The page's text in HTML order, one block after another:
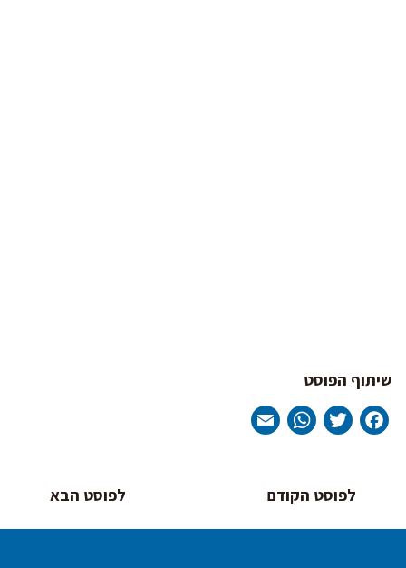
שיתוף הפוסט
Facebook
Twitter
WhatsApp
ניווטלפוסט הקודם לפוסט הבא